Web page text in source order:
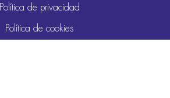
Política de privacidad
Política de cookies